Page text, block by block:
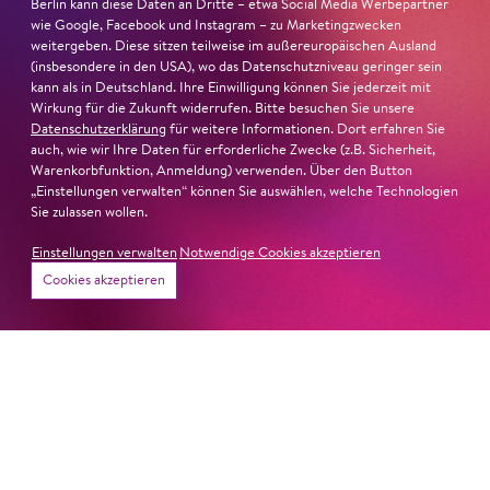
Berlin kann diese Daten an Dritte – etwa Social Media Werbepartner
wie Google, Facebook und Instagram – zu Marketingzwecken
weitergeben. Diese sitzen teilweise im außereuropäischen Ausland
(insbesondere in den USA), wo das Datenschutzniveau geringer sein
kann als in Deutschland. Ihre Einwilligung können Sie jederzeit mit
Wirkung für die Zukunft widerrufen. Bitte besuchen Sie unsere
Datenschutzerklärung für weitere Informationen. Dort erfahren Sie
auch, wie wir Ihre Daten für erforderliche Zwecke (z.B. Sicherheit,
Warenkorbfunktion, Anmeldung) verwenden. Über den Button
„Einstellungen verwalten“ können Sie auswählen, welche Technologien
Sie zulassen wollen.
Einstellungen verwalten Notwendige Cookies akzeptieren
Cookies akzeptieren